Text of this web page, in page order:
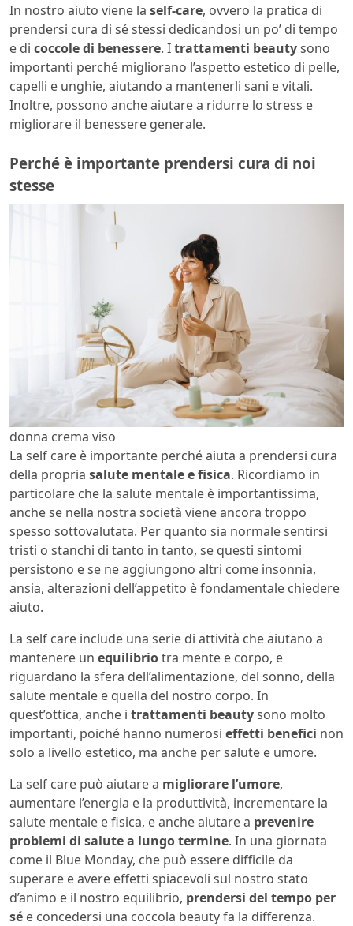
In nostro aiuto viene la self-care, ovvero la pratica di
prendersi cura di sé stessi dedicandosi un po’ di tempo
e di coccole di benessere. Itrattamenti beautysono
importanti perché migliorano l’aspetto estetico di pelle,
capelli e unghie, aiutando a mantenerli sani e vitali.
Inoltre, possono anche aiutare a ridurre lo stress e
migliorare il benessere generale.
Perché è importante prendersi cura di noi
stesse
donna crema viso
La self care è importante perché aiuta a prendersi cura
della propria salute mentale e fisica. Ricordiamo in
particolare che la salute mentale è importantissima,
anche se nella nostra società viene ancora troppo
spesso sottovalutata. Per quanto sia normale sentirsi
tristi o stanchi di tanto in tanto, se questi sintomi
persistono e se ne aggiungono altri come insonnia,
ansia, alterazioni dell’appetito è fondamentale chiedere
aiuto.
La self care include una serie di attività che aiutano a
mantenere un equilibriotra mente e corpo, e
riguardano la sfera dell’alimentazione, del sonno, della
salute mentale e quella del nostro corpo. In
quest’ottica, anche i trattamenti beautysono molto
importanti, poiché hanno numerosi effetti benefici non
solo a livello estetico, ma anche per salute e umore.
La self care può aiutare a migliorare l’umore,
aumentare l’energia e la produttività, incrementare la
salute mentale e fisica, e anche aiutare a prevenire
problemi di salute a lungo termine. In una giornata
come il Blue Monday, che può essere difficile da
superare e avere effetti spiacevoli sul nostro stato
d’animo e il nostro equilibrio, prendersi del tempo per
sé e concedersi una coccola beauty fa la differenza.